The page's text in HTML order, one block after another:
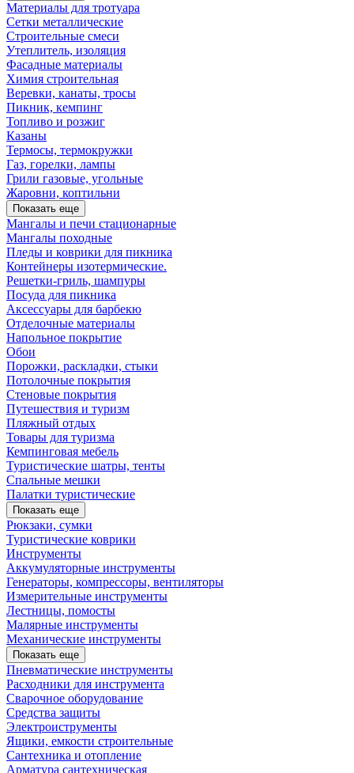
Материалы для тротуара
Сетки металлические
Строительные смеси
Утеплитель, изоляция
Фасадные материалы
Химия строительная
Веревки, канаты, тросы
Пикник, кемпинг
Топливо и розжиг
Казаны
Термосы, термокружки
Газ, горелки, лампы
Грили газовые, угольные
Жаровни, коптильни
Показать еще
Мангалы и печи стационарные
Мангалы походные
Пледы и коврики для пикника
Контейнеры изотермические.
Решетки-гриль, шампуры
Посуда для пикника
Аксессуары для барбекю
Отделочные материалы
Напольное покрытие
Обои
Порожки, раскладки, стыки
Потолочные покрытия
Стеновые покрытия
Путешествия и туризм
Пляжный отдых
Товары для туризма
Кемпинговая мебель
Туристические шатры, тенты
Спальные мешки
Палатки туристические
Показать еще
Рюкзаки, сумки
Туристические коврики
Инструменты
Аккумуляторные инструменты
Генераторы, компрессоры, вентиляторы
Измерительные инструменты
Лестницы, помосты
Малярные инструменты
Механические инструменты
Показать еще
Пневматические инструменты
Расходники для инструмента
Сварочное оборудование
Средства защиты
Электроиструменты
Ящики, емкости строительные
Сантехника и отопление
Арматура сантехническая